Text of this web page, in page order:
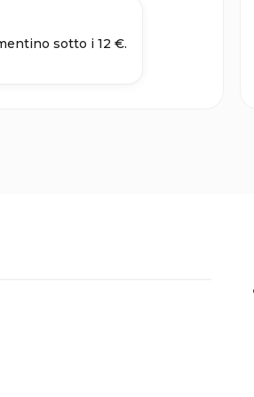
sotto i 12 €.